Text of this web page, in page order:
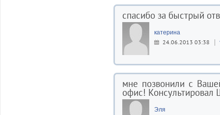
спасибо за быстрый
катерина
24.06.2013 03:38
мне позвонили с
офис! Консультировал
Эля